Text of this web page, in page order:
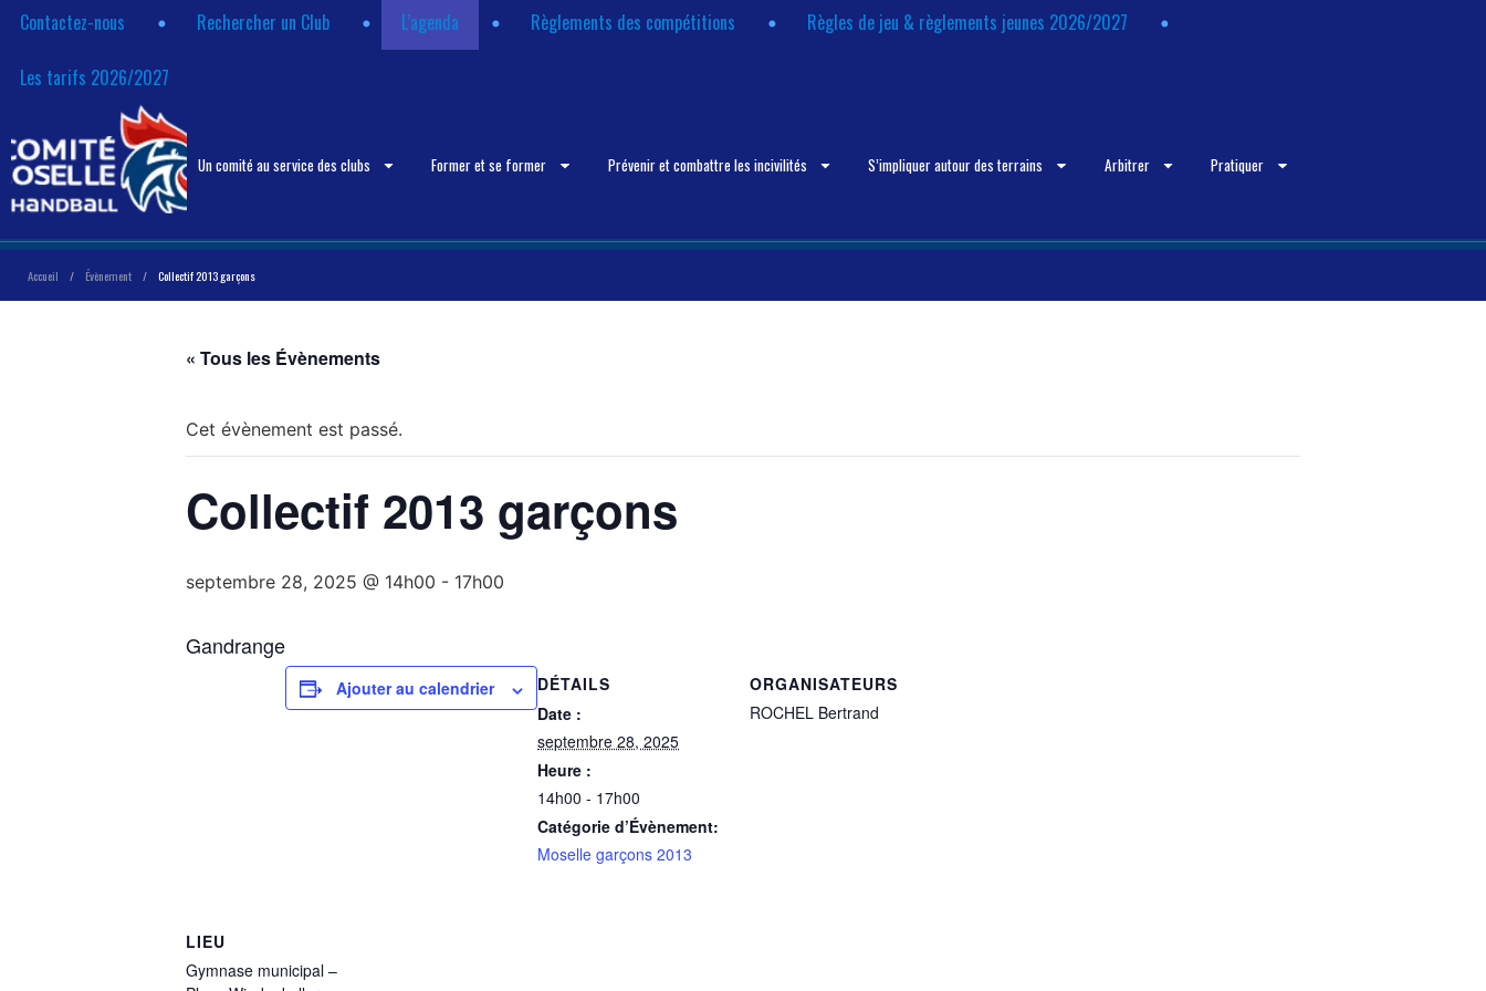
Contactez-nous Rechercher un Club L’agenda Règlements des compétitions Règles de jeu & règlements jeunes 2026/2027
Les tarifs 2026/2027
Un comité au service des clubs Former et se former Prévenir et combattre les incivilités S’impliquer autour des terrains Arbitrer Pratiquer
Accueil / Évènement / Collectif 2013 garçons
« Tous les Évènements
Cet évènement est passé.
Collectif 2013 garçons
septembre 28, 2025 @ 14h00 - 17h00
Gandrange
Ajouter au calendrier
DÉTAILS
Date :
septembre 28, 2025
Heure :
14h00 - 17h00
Catégorie d’Évènement:
Moselle garçons 2013
ORGANISATEURS
ROCHEL Bertrand
LIEU
Gymnase municipal –